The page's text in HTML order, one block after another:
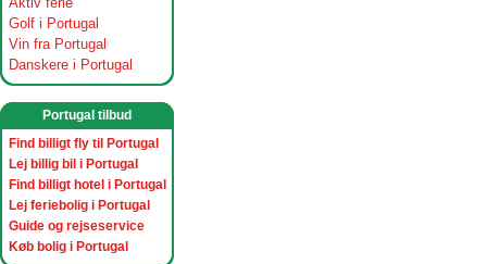
Golf i Portugal
Vin fra Portugal
Danskere i Portugal
Portugal tilbud
Find billigt fly til Portugal
Lej billig bil i Portugal
Find billigt hotel i Portugal
Lej feriebolig i Portugal
Guide og rejseservice
Køb bolig i Portugal